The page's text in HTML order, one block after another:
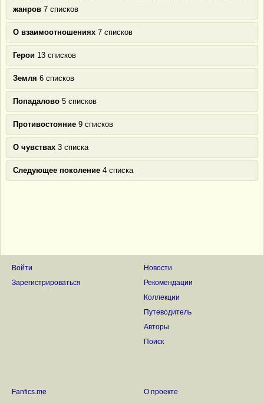
жанров 7 списков
О взаимоотношениях 7 списков
Герои 13 списков
Земля 6 списков
Попадалово 5 списков
Противостояние 9 списков
О чувствах 3 списка
Следующее поколение 4 списка
Войти
Зарегистрироваться
Новости
Рекомендации
Коллекции
Путеводитель
Авторы
Поиск
Fanfics.me
О проекте